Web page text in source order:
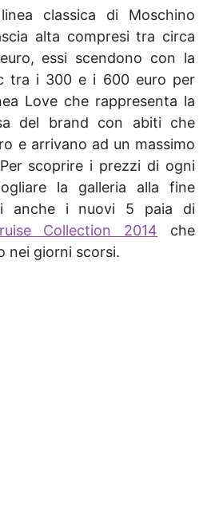
classica di Moschino
alta compresi tra circa
essi scendono con la
tra i 300 e i 600 euro per
Love che rappresenta la
del brand con abiti che
e arrivano ad un massimo
scoprire i prezzi di ogni
la galleria alla fine
anche i nuovi 5 paia di
Collection 2014 che
nei giorni scorsi.